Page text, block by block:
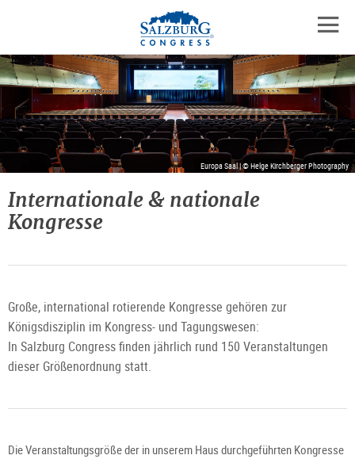
Zum
Inhalt
springen
Zum
Hauptmenü
springen
Zu
den
Kontaktinformationen
Europa Saal | © Helge Kirchberger Photography
Internationale & nationale
Kongresse
Große, international rotierende Kongresse gehören zur
Königsdisziplin im Kongress- und Tagungswesen:
In Salzburg Congress finden jährlich rund 150 Veranstaltungen
dieser Größenordnung statt.
Die Veranstaltungsgröße der in unserem Haus durchgeführten Kongresse